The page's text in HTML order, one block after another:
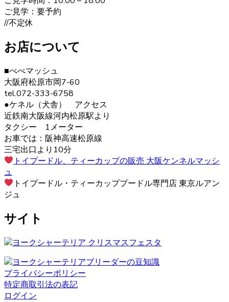
2020.12.12
ことはあまりありませんが、慣れた飼い主には甘えん坊で
に叱らず、褒めて教えるようにしましょう。さみしがりの
面もあるので、たくさんコミュニケーションをとってあげ
るのが良いでしょう。 ヨークシャーテリアの育成・販売の
ことなら、ベベドールへ是非お問い合わせください。
2020.12.4
ペットを飼う際、愛情を持って可愛がることももちろんで
すが、それと同じくらいしつけもしっかりと行うことも大
切です。ヨークシャーテリアのブリーダーベベドールで
は、飼い主様へのお引渡しの前からしつけも含めてしっか
りとした育成を行い、飼い主様へ飼う際のアドバイスも行
っております。
2020.11.27
ヨークシャーテリアと言う名前はイングランド北部に位置
するヨークシャー地方と言う場所が由来とされています。
ヨークシャー地方およびランカシャー地方で製粉工や織物
などの工場労働者たちに飼われ、ネズミ捕りの役割を担っ
ていました。とても活発で警戒心が強いのもテリアの特徴
です。 ヨークシャーテリアの育成・販売のことなら、ベベ
ご見学：要予約
//不定休
お店について
■べべマッシュ
大阪府松原市岡7-60
tel.072-333-6758
●ケネル（犬舎） アクセス
近鉄南大阪線河内松原駅より
タクシー 1メーター
お車では：阪神高速松原線
三宅出口より10分
トイプードル、ティーカップの販売 大阪ケンネルマッシ
ュ
トイプードル・ティーカッププードル専門店 東京ルアン
ジュ
サイト
プライバシーポリシー
特定商取引法の表記
ログイン